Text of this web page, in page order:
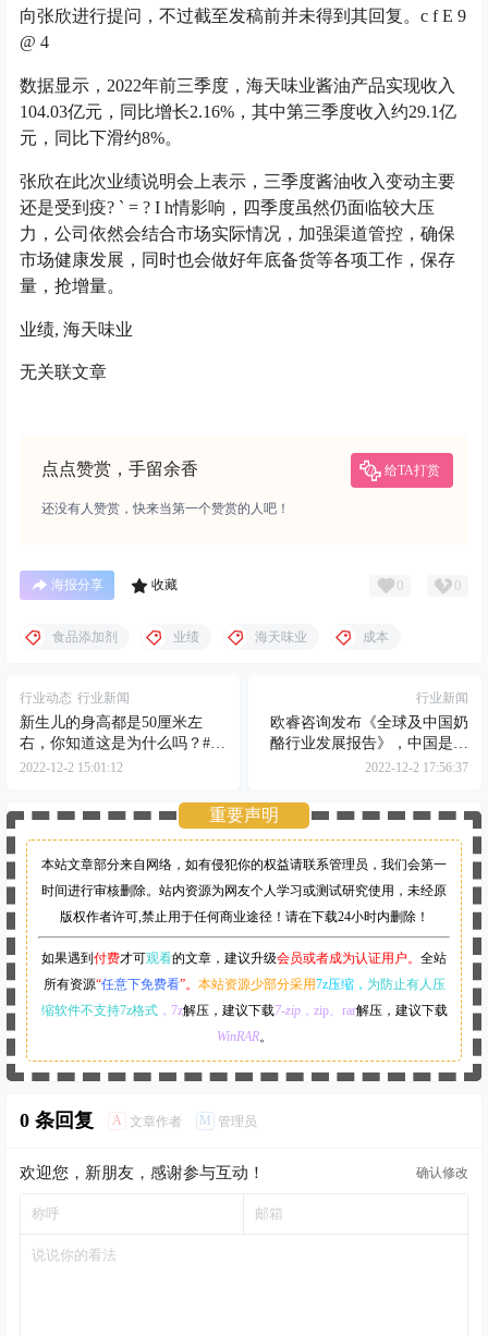
向张欣进行提问，不过截至发稿前并未得到其回复。 c f E 9
@ 4
数据显示，2022年前三季度，海天味业酱油产品实现收入
104.03亿元，同比增长2.16%，其中第三季度收入约29.1亿
元，同比下滑约8%。
张欣在此次业绩说明会上表示，三季度酱油收入变动主要
还是受到疫? ` = ? I h情影响，四季度虽然仍面临较大压
力，公司依然会结合市场实际情况，加强渠道管控，确保
市场健康发展，同时也会做好年底备货等各项工作，保存
量，抢增量。
业绩, 海天味业
无关联文章
点点赞赏，手留余香 给TA打赏
还没有人赞赏，快来当第一个赞赏的人吧！
海报分享 收藏 0 0
食品添加剂 业绩 海天味业 成本
行业动态 行业新闻
新生儿的身高都是50厘米左
右，你知道这是为什么吗？#宝
宝 #新生儿 #育儿 #母婴 #奶粉
2022-12-2 15:01:12
行业新闻
欧睿咨询发布《全球及中国奶
酪行业发展报告》，中国是亚
洲最大的奶酪消费国
2022-12-2 17:56:37
重要声明
本站文章部分来自网络，如有侵犯你的权益请联系管理员， 我们会第一
时间进行审核删除。站内资源为网友个人学习或测试研究使用，未经原
版权作者许可,禁止用于任何商业途径！请在下载24小时内删除！
如果遇到 付费才可观看的文章，建议升级会员或者成为认证用户。 全站
所有资源“任意下免费看”。 本站资源少部分采用7z压缩， 为防止有人压
缩软件不支持7z格式，7z解压，建议下载7-zip，zip、rar解压，建议下载
WinRAR。
0 条回复 A 文章作者 M 管理员
欢迎您，新朋友，感谢参与互动！ 确认修改